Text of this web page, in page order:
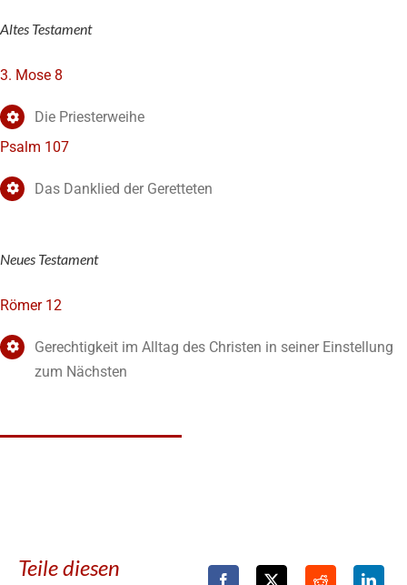
Altes Testament
3. Mose 8
Die Priesterweihe
Psalm 107
Das Danklied der Geretteten
Neues Testament
Römer 12
Gerechtigkeit im Alltag des Christen in seiner Einstellung
zum Nächsten
Teile diesen